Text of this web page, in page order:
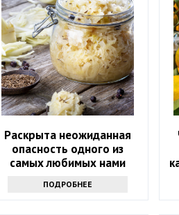
Раскрыта неожиданная
опасность одного из
самых любимых нами
ПОДРОБНЕЕ